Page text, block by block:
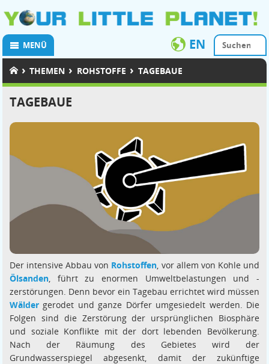
MENÜ EN
› THEMEN › ROHSTOFFE › TAGEBAUE
TAGEBAUE
Der intensive Abbau von Rohstoffen , vor allem von Kohle und
Ölsanden , führt zu enormen Umweltbelastungen und -
zerstörungen. Denn bevor ein Tagebau errichtet wird müssen
Wälder gerodet und ganze Dörfer umgesiedelt werden. Die
Folgen sind die Zerstörung der ursprünglichen Biosphäre
und soziale Konflikte mit der dort lebenden Bevölkerung.
Nach der Räumung des Gebietes wird der
Grundwasserspiegel abgesenkt, damit der zukünftige